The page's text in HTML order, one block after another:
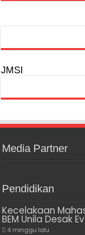
JMSI
Media Partner
Pendidikan
Kecelakaan
BEM Unila Desak
4 minggu lalu